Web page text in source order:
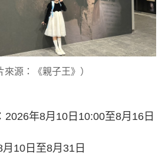
來源：《親子王》）
2026年8月10日10:00至8月16日
10日至8月31日